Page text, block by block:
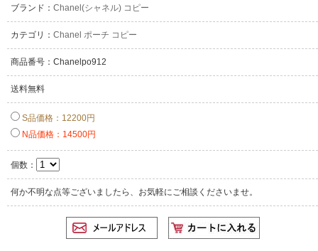
ブランド： Chanel(シャネル) コピー
カテゴリ： Chanel ポーチ コピー
商品番号：Chanelpo912
送料無料
S品価格：12200円
N品価格：14500円
個数：
何か不明な点等ございましたら、お気軽にご相談くださいませ。